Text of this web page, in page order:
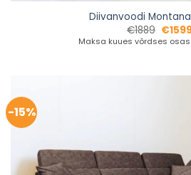
Diivanvoodi Montana
€1889 €
Maksa kuues võrdses
-15%